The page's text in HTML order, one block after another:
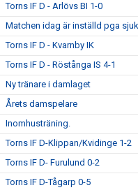
Torns IF D - Arlövs BI 1-0
Matchen idag är inställd pga
Torns IF D - Kvarnby IK
Torns IF D - Röstånga IS 4-1
Ny tränare i damlaget
Årets damspelare
Inomhusträning.
Torns IF D-Klippan/Kvidinge 1-2
Torns IF D- Furulund 0-2
Torns IF D-Tågarp 0-5